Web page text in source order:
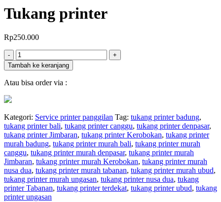
Tukang printer
Rp250.000
- Jumlah
+
Tambah ke keranjang
Atau bisa order via :
Kategori: Service printer panggilan Tag: tukang printer badung,
tukang printer bali, tukang printer canggu, tukang printer denpasar,
tukang printer Jimbaran, tukang printer Kerobokan, tukang printer
murah badung, tukang printer murah bali, tukang printer murah
canggu, tukang printer murah denpasar, tukang printer murah
Jimbaran, tukang printer murah Kerobokan, tukang printer murah
nusa dua, tukang printer murah tabanan, tukang printer murah ubud,
tukang printer murah ungasan, tukang printer nusa dua, tukang
printer Tabanan, tukang printer terdekat, tukang printer ubud, tukang
printer ungasan